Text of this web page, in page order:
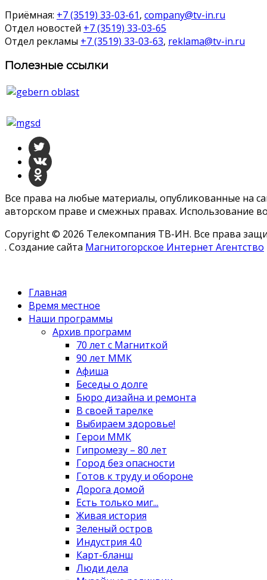
Приёмная: +7 (3519) 33-03-61, company@tv-in.ru
Отдел новостей +7 (3519) 33-03-65
Отдел рекламы +7 (3519) 33-03-63, reklama@tv-in.ru
Полезные ссылки
Все права на любые материалы, опубликованные на
авторском праве и смежных правах. Использование
Copyright © 2026 Телекомпания ТВ-ИН. Все права
. Создание сайта Магнитогорское Интернет Агентство
Главная
Время местное
Наши программы
Архив программ
70 лет с Магниткой
90 лет ММК
Афиша
Беседы о долге
Бюро дизайна и ремонта
В своей тарелке
Выбираем здоровье!
Герои ММК
Гипромезу – 80 лет
Город без опасности
Готов к труду и обороне
Дорога домой
Есть только миг...
Живая история
Зеленый остров
Индустрия 4.0
Карт-бланш
Люди дела